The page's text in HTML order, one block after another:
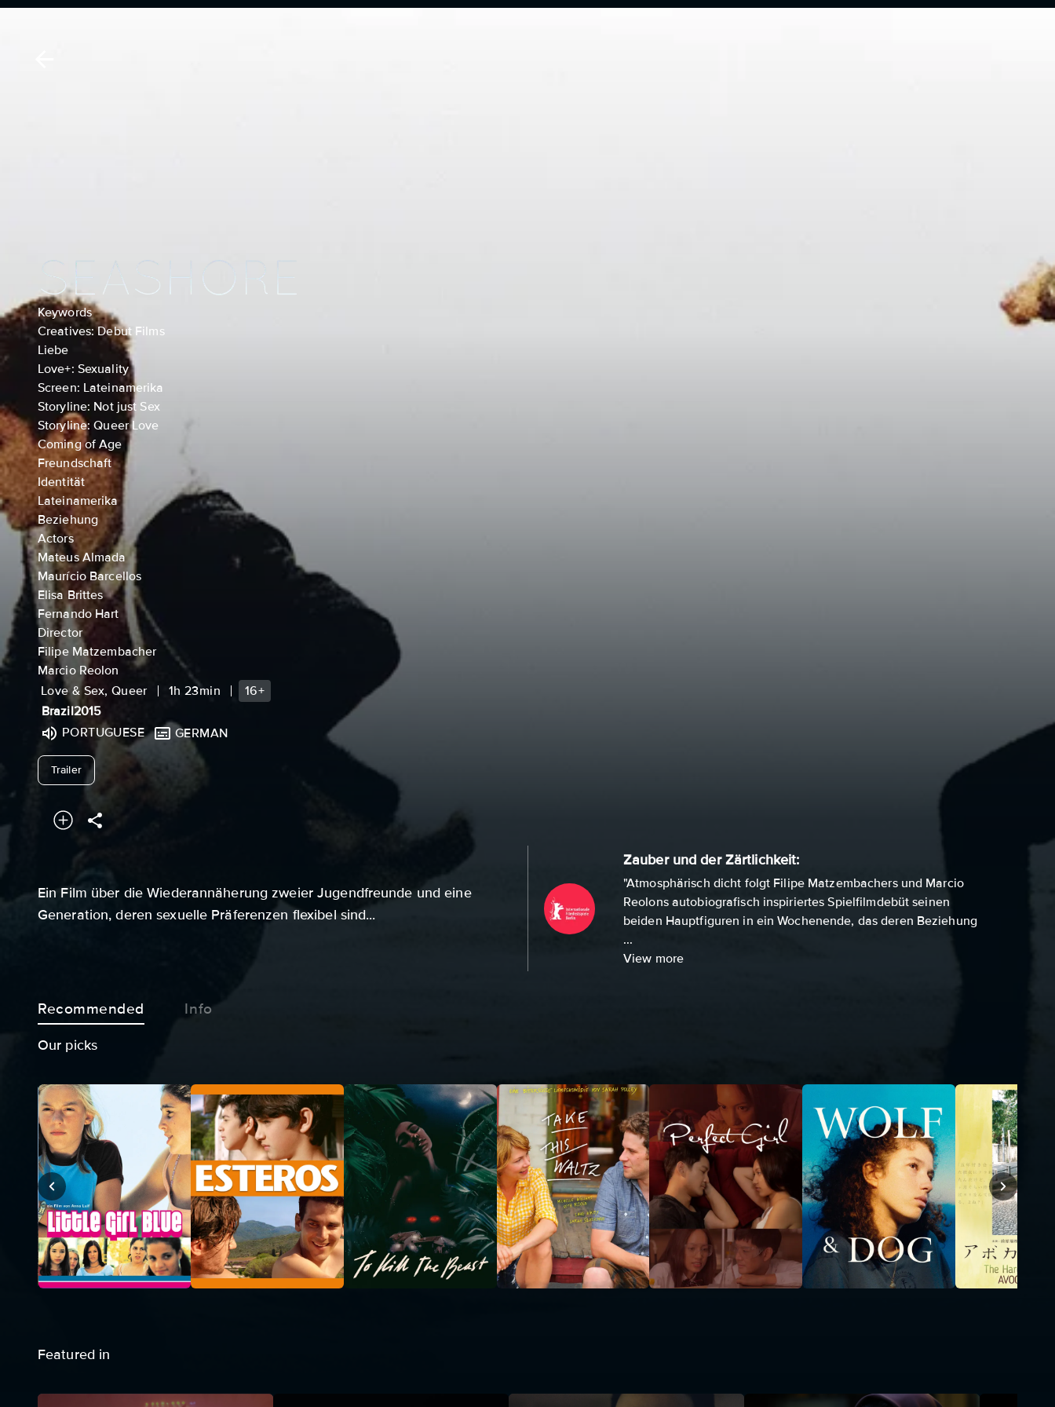
Keywords
Creatives: Debut Films
Liebe
Love+: Sexuality
Screen: Lateinamerika
Storyline: Not just Sex
Storyline: Queer Love
Coming of Age
Freundschaft
Identität
Lateinamerika
Beziehung
Actors
Mateus Almada
Maurício Barcellos
Elisa Brittes
Fernando Hart
Director
Filipe Matzembacher
Marcio Reolon
Love & Sex, Queer
1h 23min
16+
Brazil2015
PORTUGUESE
GERMAN
Trailerundefined
Ein Film über die Wiederannäherung zweier Jugendfreunde und eine
Generation, deren sexuelle Präferenzen flexibel sind...
Zauber und der Zärtlichkeit:
"Atmosphärisch dicht folgt Filipe Matzembachers und Marcio
Reolons autobiografisch inspiriertes Spielfilmdebüt seinen
beiden Hauptfiguren in ein Wochenende, das deren Beziehung
...
View more
Recommended Info
Our picks
Featured in